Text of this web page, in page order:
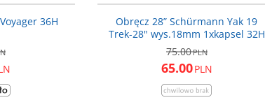
36H
Obręcz 28” Schürmann Yak 19
Trek-28" wys.18mm 1xkapsel 32H
75.00PLN
65.00PLN